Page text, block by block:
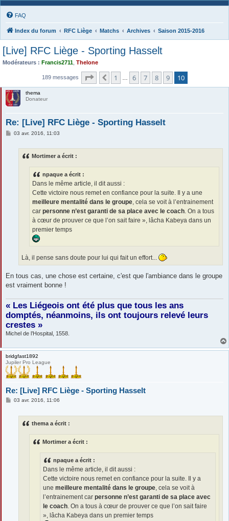
FAQ
Index du forum RFC Liège Matchs Archives Saison 2015-2016
[Live] RFC Liège - Sporting Hasselt
Modérateurs : Francis2711 Thelone
189 messages Page 10 10
Précédente
1 6 7 8 9 10
thema
Donateur
Re: [Live] RFC Liège - Sporting Hasselt
M03 avr. 2016, 11:03
Mortimer a écrit :
npaque a écrit :
Dans le même article, il dit aussi :
Cette victoire nous remet en confiance pour la suite. Il y a une
meilleure mentalité dans le groupe, cela se voit à l’entrainement
car personne n’est garanti de sa place avec le coach. On a tous
à cœur de prouver ce que l’on sait faire », lâcha Kabeya dans un
premier temps
Là, il pense sans doute pour lui qui fait un effort...
En tous cas, une chose est certaine, c'est que l'ambiance dans le groupe
est vraiment bonne !
« Les Liégeois ont été plus que tous les ans
domptés, néanmoins, ils ont toujours relevé leurs
crestes »
Michel de l’Hospital, 1558.
bridgfast1892
Jupiler Pro League
Re: [Live] RFC Liège - Sporting Hasselt
M03 avr. 2016, 11:06
thema a écrit :
Mortimer a écrit :
npaque a écrit :
Dans le même article, il dit aussi :
Cette victoire nous remet en confiance pour la suite. Il y a
une meilleure mentalité dans le groupe, cela se voit à
l’entrainement car personne n’est garanti de sa place avec
le coach. On a tous à cœur de prouver ce que l’on sait faire
», lâcha Kabeya dans un premier temps